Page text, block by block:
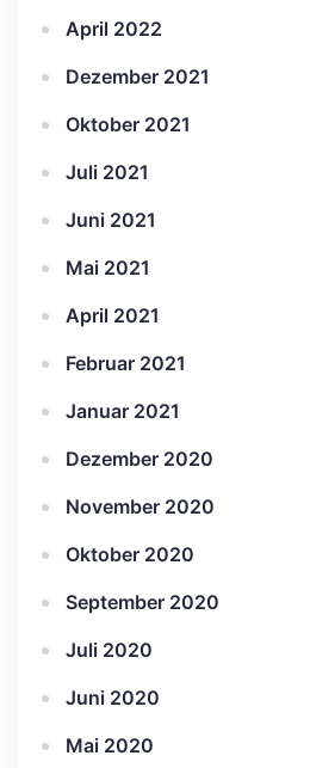
April 2022
Dezember 2021
Oktober 2021
Juli 2021
Juni 2021
Mai 2021
April 2021
Februar 2021
Januar 2021
Dezember 2020
November 2020
Oktober 2020
September 2020
Juli 2020
Juni 2020
Mai 2020